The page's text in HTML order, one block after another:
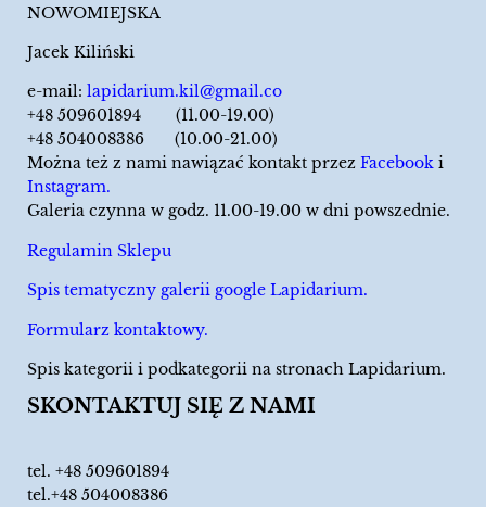
NOWOMIEJSKA
Jacek Kiliński
e-mail: lapidarium.kil@gmail.co
+48 509601894 (11.00-19.00)
+48 504008386 (10.00-21.00)
Można też z nami nawiązać kontakt przez Facebook i
Instagram.
Galeria czynna w godz. 11.00-19.00 w dni powszednie.
Regulamin Sklepu
Spis tematyczny galerii google Lapidarium.
Formularz kontaktowy.
Spis kategorii i podkategorii na stronach Lapidarium.
SKONTAKTUJ SIĘ Z NAMI
tel. +48 509601894
tel.+48 504008386